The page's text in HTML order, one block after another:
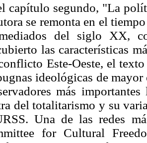
capítulo segundo, "La
se remonta en el
del siglo XX,
las características
Este-Oeste, el
ideológicas de
más
del totalitarismo y su
Una de las redes
for Cultural